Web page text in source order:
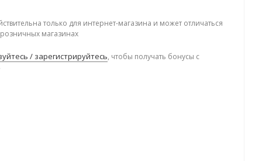
только для интернет-магазина и может отличаться
розничных магазинах
/ зарегистрируйтесь, чтобы получать бонусы с